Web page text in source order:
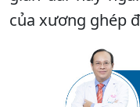
của xương ghép